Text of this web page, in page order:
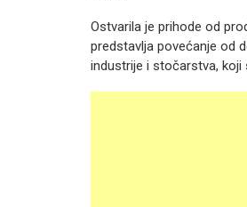
Ostvarila je prihode od
predstavlja povećanje od
industrije i stočarstva, koji